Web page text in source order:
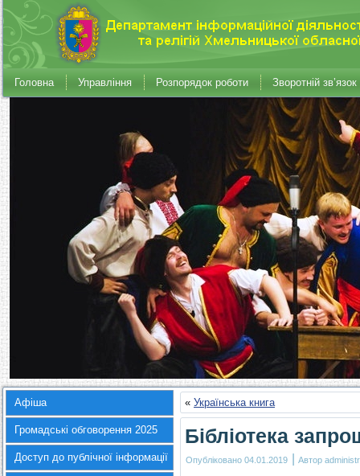
Головна Управління Розпорядок роботи Зворотній зв’язок
Афіша
Громадські обговорення 2025
Доступ до публічної інформації
« Українська книга
Бібліотека
Опубліковано 04.01.2019 | Автор